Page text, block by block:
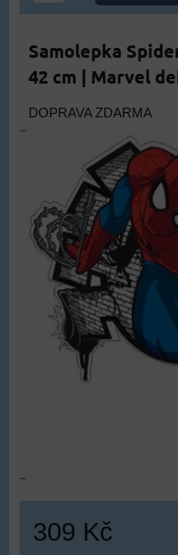
Samolepka
42 cm | Marvel
DOPRAVA ZDARMA
309 Kč